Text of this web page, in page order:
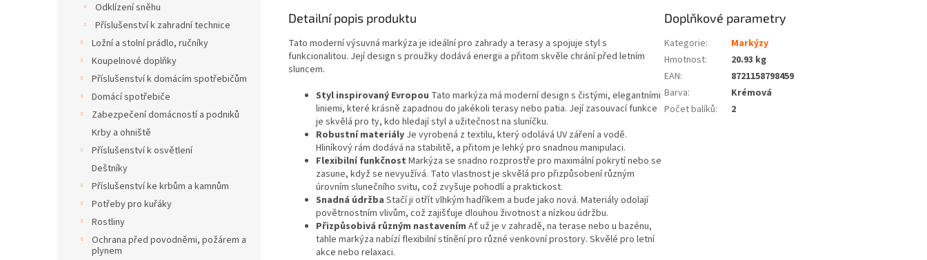
Odklízení sněhu
Příslušenství k zahradní technice
Ložní a stolní prádlo, ručníky
Koupelnové doplňky
Příslušenství k domácím spotřebičům
Domácí spotřebiče
Zabezpečení domácností a podniků
Krby a ohniště
Příslušenství k osvětlení
Deštníky
Příslušenství ke krbům a kamnům
Potřeby pro kuřáky
Rostliny
Ochrana před povodněmi, požárem a
plynem
Detailní popis produktu
Tato moderní výsuvná markýza je ideální pro zahrady a terasy a spojuje styl s
funkcionalitou. Její design s proužky dodává energii a přitom skvěle chrání před letním
sluncem.
Styl inspirovaný Evropou Tato markýza má moderní design s čistými, elegantními
liniemi, které krásně zapadnou do jakékoli terasy nebo patia. Její zasouvací funkce
je skvělá pro ty, kdo hledají styl a užitečnost na sluníčku.
Robustní materiály Je vyrobená z textilu, který odolává UV záření a vodě.
Hliníkový rám dodává na stabilitě, a přitom je lehký pro snadnou manipulaci.
Flexibilní funkčnost Markýza se snadno rozprostře pro maximální pokrytí nebo se
zasune, když se nevyužívá. Tato vlastnost je skvělá pro přizpůsobení různým
úrovním slunečního svitu, což zvyšuje pohodlí a praktickost.
Snadná údržba Stačí ji otřít vlhkým hadříkem a bude jako nová. Materiály odolají
povětrnostním vlivům, což zajišťuje dlouhou životnost a nízkou údržbu.
Přizpůsobivá různým nastavením Ať už je v zahradě, na terase nebo u bazénu,
tahle markýza nabízí flexibilní stínění pro různé venkovní prostory. Skvělé pro letní
akce nebo relaxaci.
Doplňkové parametry
Kategorie:
Markýzy
Hmotnost:
20.93 kg
EAN:
8721158798459
Barva:
Krémová
Počet balíků: 2